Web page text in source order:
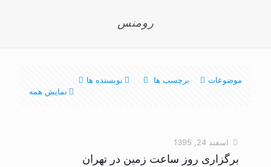
رومنس
موضوعات برچسب ها
نویسنده ها
نمایش همه
اسفند 24, 1395
برگزاری روز ساعت زمین در تهران